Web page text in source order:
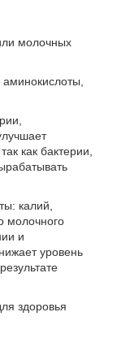
молочных
как бактерии,
калий,
молочного
и
уровень
здоровья